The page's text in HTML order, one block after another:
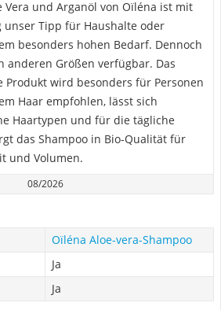
Vera und Arganöl von Oïléna ist mit
unser Tipp für Haushalte oder
besonders hohen Bedarf. Dennoch
anderen Größen verfügbar. Das
wird besonders für Personen
Haar empfohlen, lässt sich
Haartypen und für die tägliche
das Shampoo in Bio-Qualität für
und Volumen.
08/2026
Oïléna Aloe-vera-Shampoo
Ja
Ja